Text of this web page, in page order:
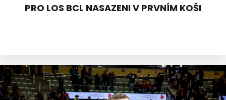
PRO LOS BCL NASAZENI V PRVNÍM KOŠI